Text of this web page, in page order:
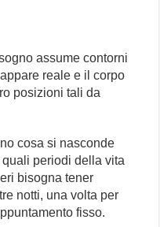
assume contorni
reale e il corpo
posizioni tali da
cosa si nasconde
periodi della vita
bisogna tener
notti, una volta per
fisso.